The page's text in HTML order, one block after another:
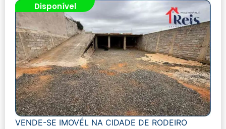
Disponível
VENDE-SE IMOVÉL NA CIDADE DE RODEIRO